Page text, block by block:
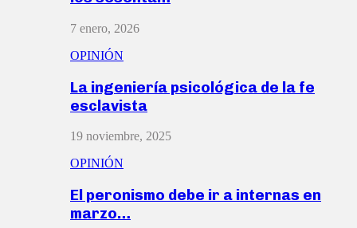
7 enero, 2026
OPINIÓN
La ingeniería psicológica de la fe
esclavista
19 noviembre, 2025
OPINIÓN
El peronismo debe ir a internas en
marzo…